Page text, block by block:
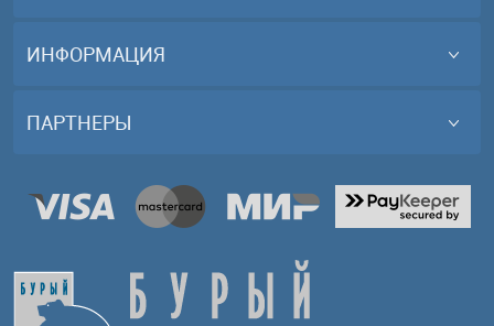
ИНФОРМАЦИЯ
ПАРТНЕРЫ